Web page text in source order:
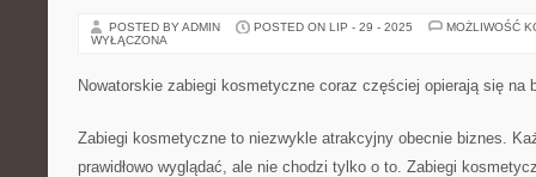
POSTED BY ADMIN POSTED ON LIP - 29 - 2025
MOŻLIWOŚĆ
WYŁĄCZONA
Nowatorskie zabiegi kosmetyczne coraz częściej opierają się na
Zabiegi kosmetyczne to niezwykle atrakcyjny obecnie biznes.
prawidłowo wyglądać, ale nie chodzi tylko o to. Zabiegi